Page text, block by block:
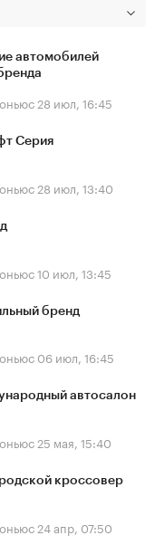
автомобилей
28 июл, 16:45
Серия
28 июл, 13:40
10 июл, 13:45
бренд
06 июл, 16:45
автосалон
25 мая, 15:40
кроссовер
24 апр, 07:50